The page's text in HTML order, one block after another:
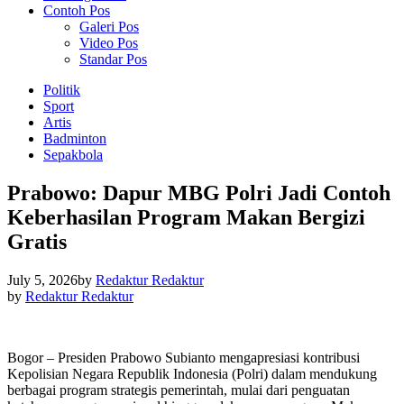
Contoh Pos
Galeri Pos
Video Pos
Standar Pos
Politik
Sport
Artis
Badminton
Sepakbola
Prabowo: Dapur MBG Polri Jadi Contoh
Keberhasilan Program Makan Bergizi
Gratis
July 5, 2026by Redaktur Redaktur
by Redaktur Redaktur
Bogor – Presiden Prabowo Subianto mengapresiasi kontribusi
Kepolisian Negara Republik Indonesia (Polri) dalam mendukung
berbagai program strategis pemerintah, mulai dari penguatan